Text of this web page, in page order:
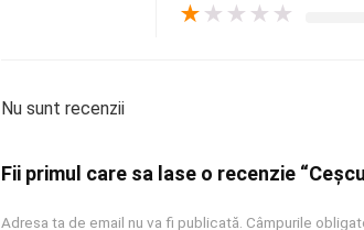
★ ★ ★ ★ ★
Nu sunt recenzii
Fii primul care sa lase o recenzie
Adresa ta de email nu va fi publicată. Câmpurile